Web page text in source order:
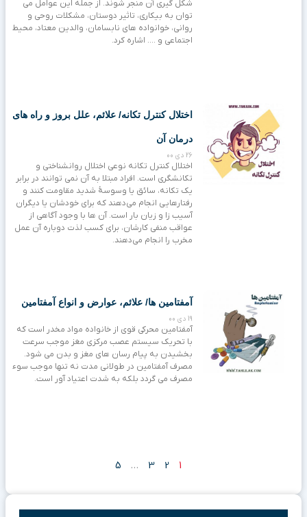
شکل گیری آن منجر شوند. از جمله این عوامل می
توان به بیکاری، تاثیر دوستان، مشکلات روحی و
روانی، خوانواده های نابسامان، والدین معتاد، محیط
اجتماعی و …. اشاره کرد.
اختلال کنترل تکانه/ علائم، علل بروز و راه های
درمان آن
26 دی 00
اختلال کنترل تکانه نوعی اختلال روانشناختی و
تکانشگری است. افراد مبتلا به آن نمی‌ توانند در برابر
یک تکانه، سائق یا وسوسهٔ شدید مقاومت کنند و
رفتارهایی انجام می‌دهند که برای خودشان یا دیگران
آسیب‌ زا و زیان‌ بار است. آن ها با وجود آگاهی از
عواقب منفی کارشان، برای کسب لذت دوباره آن عمل
مخرب را انجام می‌دهند.
آمفتامین ها/ علائم، عوارض و انواع آمفتامین
19 دی 00
آمفتامین محرکی قوی از خانواده مواد مخدر است که
با تحریک سیستم عصب مرکزی مغز موجب سرعت
بخشیدن به پیام رسان های مغز و بدن می شود.
مصرف آمفتامین در طولانی مدت نه تنها موجب سوء
مصرف می گردد بلکه به شدت اعتیاد آور است.
1
2
3
…
5